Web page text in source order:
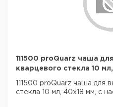
111500 proQuarz чаша
кварцевого стекла 10
111500 proQuarz чаша для
стекла 10 мл, 40x18 мм, с